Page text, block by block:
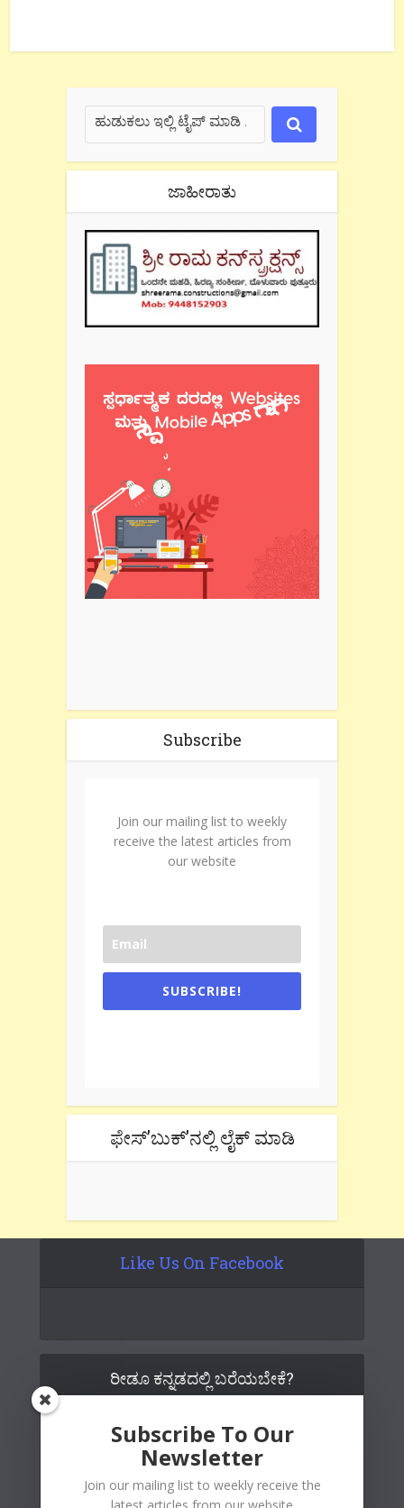
ಜಾಹೀರಾತು
Subscribe
Join our mailing list to weekly
receive the latest articles from
our website
SUBSCRIBE!
ಫೇಸ್’ಬುಕ್’ನಲ್ಲಿ ಲೈಕ್ ಮಾಡಿ
Like Us On Facebook
ರೀಡೂ ಕನ್ನಡದಲ್ಲಿ ಬರೆಯಬೇಕೆ?
Subscribe To Our
Newsletter
Join our mailing list to weekly receive the